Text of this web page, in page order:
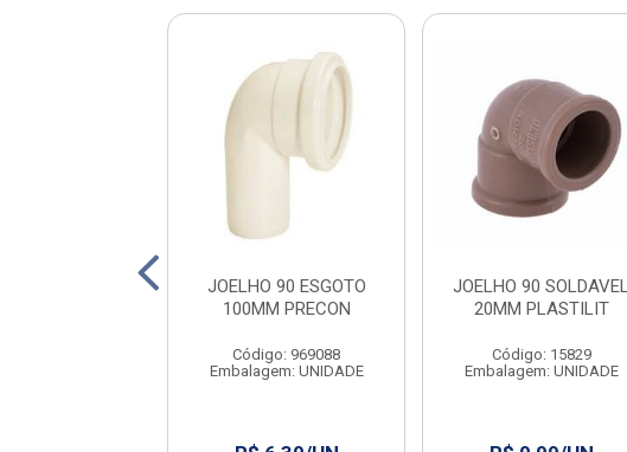
JOELHO 90 ESGOTO
100MM PRECON
Código: 969088
Embalagem: UNIDADE
JOELHO 90 SOLDAVEL
20MM PLASTILIT
Código: 15829
Embalagem: UNIDADE